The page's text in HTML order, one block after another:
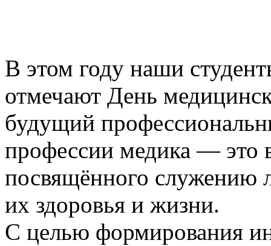
В этом году наши
отмечают День
будущий
профессии медика — это
посвящённого служению
их здоровья и жизни.
С целью формирования